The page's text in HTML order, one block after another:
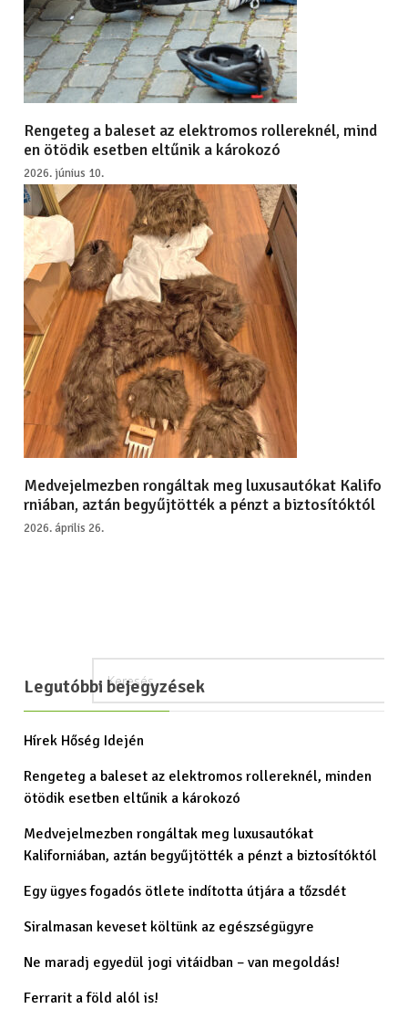
Rengeteg a baleset az elektromos rollereknél, mind
en ötödik esetben eltűnik a károkozó
2026. június 10.
Medvejelmezben rongáltak meg luxusautókat Kalifo
rniában, aztán begyűjtötték a pénzt a biztosítóktól
2026. április 26.
Legutóbbi bejegyzések
Hírek Hőség Idején
Rengeteg a baleset az elektromos rollereknél, minden
ötödik esetben eltűnik a károkozó
Medvejelmezben rongáltak meg luxusautókat
Kaliforniában, aztán begyűjtötték a pénzt a biztosítóktól
Egy ügyes fogadós ötlete indította útjára a tőzsdét
Siralmasan keveset költünk az egészségügyre
Ne maradj egyedül jogi vitáidban – van megoldás!
Ferrarit a föld alól is!